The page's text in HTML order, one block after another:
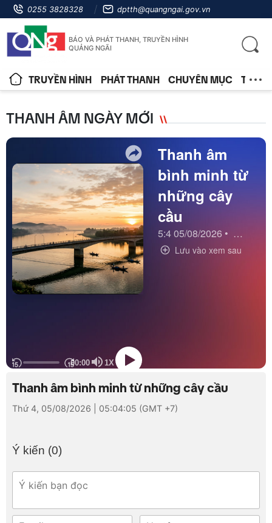
0255 3828328 dptth@quangngai.gov.vn
BÁO VÀ PHÁT THANH, TRUYỀN HÌNH
QUẢNG NGÃI
TRUYỀN HÌNH PHÁT THANH CHUYÊN MỤC TIN
THANH ÂM NGÀY MỚI
Thanh âm bình minh từ những cây cầu
Thứ 4, 05/08/2026 | 05:04:05 (GMT +7)
Ý kiến (0)